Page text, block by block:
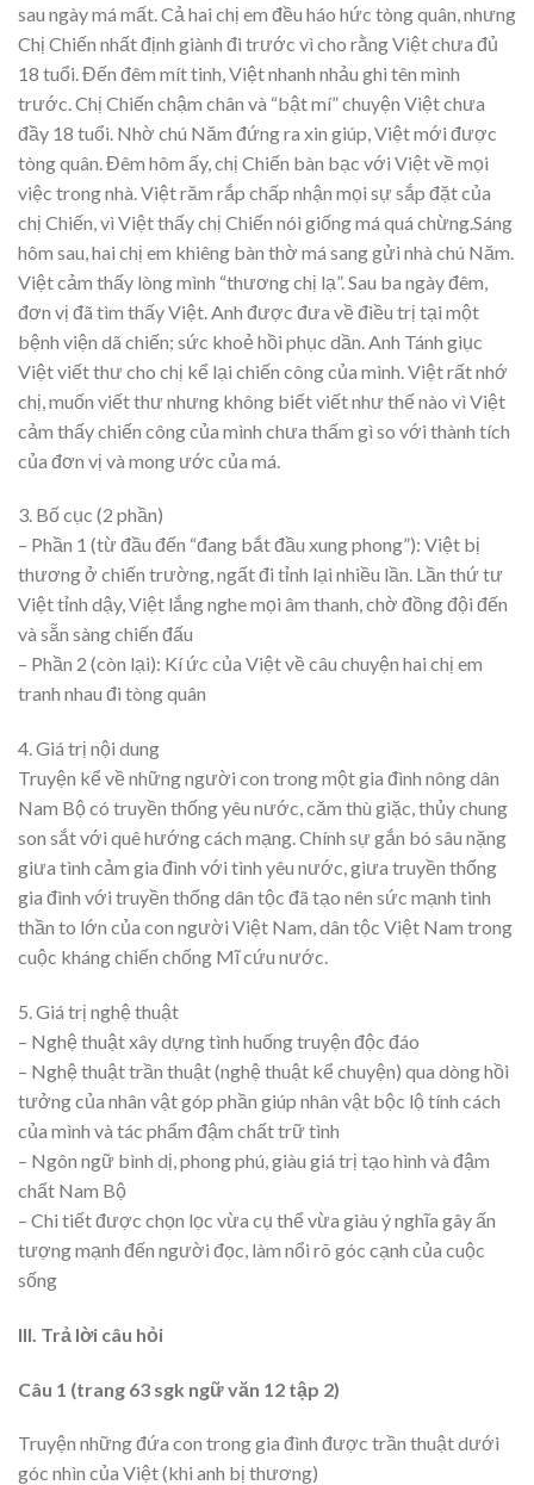
sau ngày má mất. Cả hai chị em đều háo hức tòng quân, nhưng
Chị Chiến nhất định giành đi trước vì cho rằng Việt chưa đủ
18 tuổi. Đến đêm mít tinh, Việt nhanh nhảu ghi tên mình
trước. Chị Chiến chậm chân và “bật mí” chuyện Việt chưa
đầy 18 tuổi. Nhờ chú Năm đứng ra xin giúp, Việt mới được
tòng quân. Đêm hôm ấy, chị Chiến bàn bạc với Việt về mọi
việc trong nhà. Việt răm rắp chấp nhận mọi sự sắp đặt của
chị Chiến, vì Việt thấy chị Chiến nói giống má quá chừng.Sáng
hôm sau, hai chị em khiêng bàn thờ má sang gửi nhà chú Năm.
Việt cảm thấy lòng mình “thương chị lạ”. Sau ba ngày đêm,
đơn vị đã tìm thấy Việt. Anh được đưa về điều trị tại một
bệnh viện dã chiến; sức khoẻ hồi phục dần. Anh Tánh giục
Việt viết thư cho chị kể lại chiến công của mình. Việt rất nhớ
chị, muốn viết thư nhưng không biết viết như thế nào vì Việt
cảm thấy chiến công của mình chưa thấm gì so với thành tích
của đơn vị và mong ước của má.
3. Bố cục (2 phần)
– Phần 1 (từ đầu đến “đang bắt đầu xung phong”): Việt bị
thương ở chiến trường, ngất đi tỉnh lại nhiều lần. Lần thứ tư
Việt tỉnh dậy, Việt lắng nghe mọi âm thanh, chờ đồng đội đến
và sẵn sàng chiến đấu
– Phần 2 (còn lại): Kí ức của Việt về câu chuyện hai chị em
tranh nhau đi tòng quân
4. Giá trị nội dung
Truyện kể về những người con trong một gia đình nông dân
Nam Bộ có truyền thống yêu nước, căm thù giặc, thủy chung
son sắt với quê hướng cách mạng. Chính sự gắn bó sâu nặng
giưa tình cảm gia đình với tình yêu nước, giưa truyền thống
gia đình với truyền thống dân tộc đã tạo nên sức mạnh tinh
thần to lớn của con người Việt Nam, dân tộc Việt Nam trong
cuộc kháng chiến chống Mĩ cứu nước.
5. Giá trị nghệ thuật
– Nghệ thuật xây dựng tình huống truyện độc đáo
– Nghệ thuật trần thuật (nghệ thuật kể chuyện) qua dòng hồi
tưởng của nhân vật góp phần giúp nhân vật bộc lộ tính cách
của mình và tác phẩm đậm chất trữ tình
– Ngôn ngữ bình dị, phong phú, giàu giá trị tạo hình và đậm
chất Nam Bộ
– Chi tiết được chọn lọc vừa cụ thể vừa giàu ý nghĩa gây ấn
tượng mạnh đến người đọc, làm nổi rõ góc cạnh của cuộc
sống
III. Trả lời câu hỏi
Câu 1 (trang 63 sgk ngữ văn 12 tập 2)
Truyện những đứa con trong gia đình được trần thuật dưới
góc nhìn của Việt (khi anh bị thương)